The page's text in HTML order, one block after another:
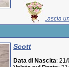
Lascia
Scott
Data di Nascita: